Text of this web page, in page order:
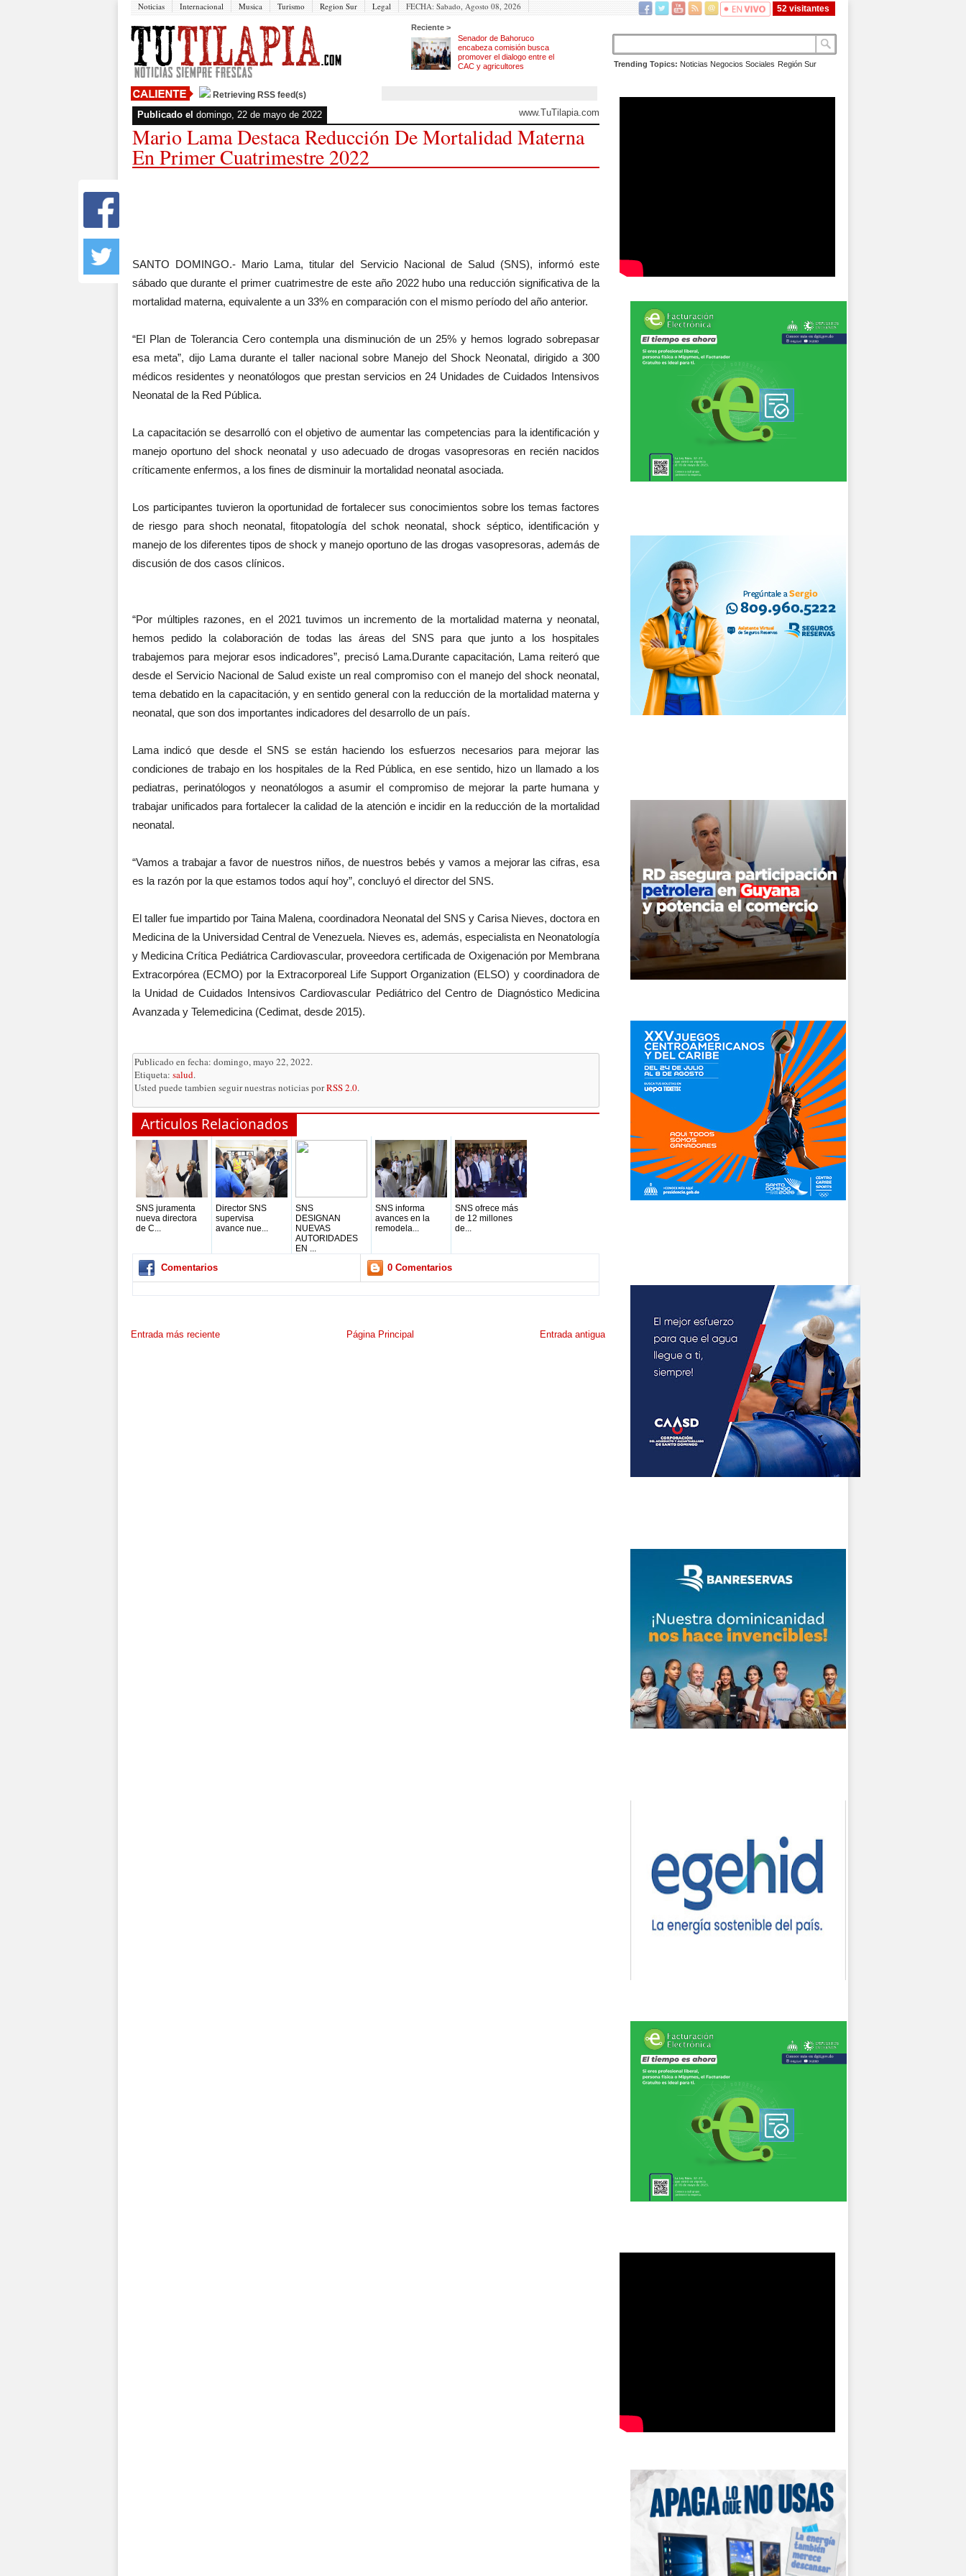
Noticias Internacional Musica Turismo Region Sur Legal FECHA: Sabado, Agosto 08, 2026 52 visitantes
Reciente >
Senador de Bahoruco
encabeza comisión busca
promover el dialogo entre el
CAC y agricultores
Trending Topics: Noticias Negocios Sociales Región Sur
Retrieving RSS feed(s)
Publicado el domingo, 22 de mayo de 2022 www.TuTilapia.com
Mario Lama Destaca Reducción De Mortalidad Materna
En Primer Cuatrimestre 2022
SANTO DOMINGO.- Mario Lama, titular del Servicio Nacional de Salud (SNS), informó este
sábado que durante el primer cuatrimestre de este año 2022 hubo una reducción significativa de la
mortalidad materna, equivalente a un 33% en comparación con el mismo período del año anterior.
“El Plan de Tolerancia Cero contempla una disminución de un 25% y hemos logrado sobrepasar
esa meta”, dijo Lama durante el taller nacional sobre Manejo del Shock Neonatal, dirigido a 300
médicos residentes y neonatólogos que prestan servicios en 24 Unidades de Cuidados Intensivos
Neonatal de la Red Pública.
La capacitación se desarrolló con el objetivo de aumentar las competencias para la identificación y
manejo oportuno del shock neonatal y uso adecuado de drogas vasopresoras en recién nacidos
críticamente enfermos, a los fines de disminuir la mortalidad neonatal asociada.
Los participantes tuvieron la oportunidad de fortalecer sus conocimientos sobre los temas factores
de riesgo para shoch neonatal, fitopatología del schok neonatal, shock séptico, identificación y
manejo de los diferentes tipos de shock y manejo oportuno de las drogas vasopresoras, además de
discusión de dos casos clínicos.
“Por múltiples razones, en el 2021 tuvimos un incremento de la mortalidad materna y neonatal,
hemos pedido la colaboración de todas las áreas del SNS para que junto a los hospitales
trabajemos para mejorar esos indicadores”, precisó Lama.Durante capacitación, Lama reiteró que
desde el Servicio Nacional de Salud existe un real compromiso con el manejo del shock neonatal,
tema debatido en la capacitación, y en sentido general con la reducción de la mortalidad materna y
neonatal, que son dos importantes indicadores del desarrollo de un país.
Lama indicó que desde el SNS se están haciendo los esfuerzos necesarios para mejorar las
condiciones de trabajo en los hospitales de la Red Pública, en ese sentido, hizo un llamado a los
pediatras, perinatólogos y neonatólogos a asumir el compromiso de mejorar la parte humana y
trabajar unificados para fortalecer la calidad de la atención e incidir en la reducción de la mortalidad
neonatal.
“Vamos a trabajar a favor de nuestros niños, de nuestros bebés y vamos a mejorar las cifras, esa
es la razón por la que estamos todos aquí hoy”, concluyó el director del SNS.
El taller fue impartido por Taina Malena, coordinadora Neonatal del SNS y Carisa Nieves, doctora en
Medicina de la Universidad Central de Venezuela. Nieves es, además, especialista en Neonatología
y Medicina Crítica Pediátrica Cardiovascular, proveedora certificada de Oxigenación por Membrana
Extracorpórea (ECMO) por la Extracorporeal Life Support Organization (ELSO) y coordinadora de
la Unidad de Cuidados Intensivos Cardiovascular Pediátrico del Centro de Diagnóstico Medicina
Avanzada y Telemedicina (Cedimat, desde 2015).
Publicado en fecha: domingo, mayo 22, 2022.
Etiqueta: salud.
Usted puede tambien seguir nuestras noticias porRSS 2.0.
Articulos Relacionados
SNS juramenta
nueva directora
de C...
Director SNS
supervisa
avance nue...
SNS
DESIGNAN
NUEVAS
AUTORIDADES
EN ...
SNS informa
avances en la
remodela...
SNS ofrece más
de 12 millones
de...
Comentarios 0 Comentarios
Entrada más reciente Entrada antigua
Página Principal